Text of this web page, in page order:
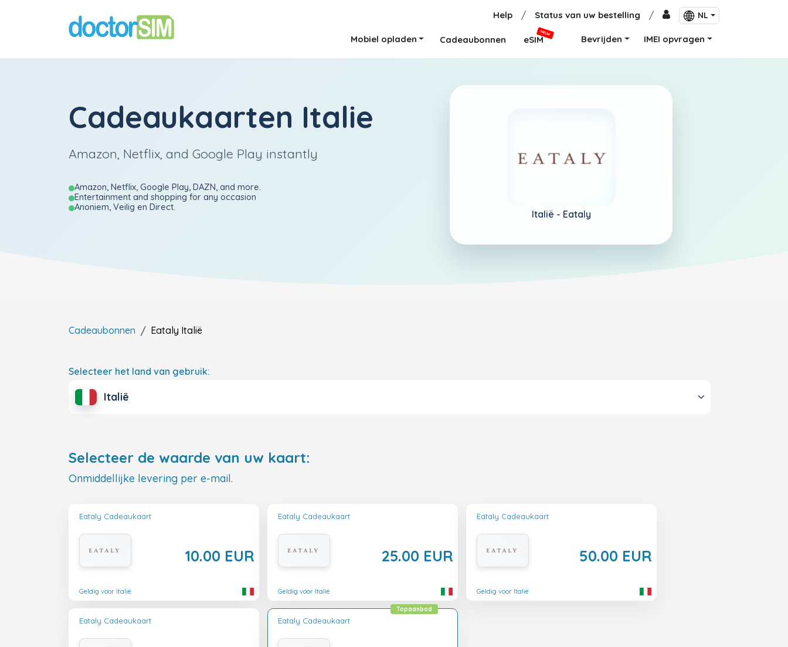
Help / Status van uw bestelling / NL
Mobiel opladen Cadeaubonnen eSIM
NIEUW
Bevrijden IMEI opvragen
Cadeaukaarten Italie
Amazon, Netflix, and Google Play instantly
Amazon, Netflix, Google Play, DAZN, and more.
Entertainment and shopping for any occasion
Anoniem, Veilig en Direct.
Italië - Eataly
Cadeaubonnen Eataly Italië
Selecteer het land van gebruik:
Italië
Selecteer de waarde van uw kaart:
Onmiddellijke levering per e-mail.
Eataly Cadeaukaart
10.00 EUR
Geldig voor Italië
Eataly Cadeaukaart
25.00 EUR
Geldig voor Italië
Eataly Cadeaukaart
50.00 EUR
Geldig voor Italië
Eataly Cadeaukaart Eataly Cadeaukaart
Topaanbod